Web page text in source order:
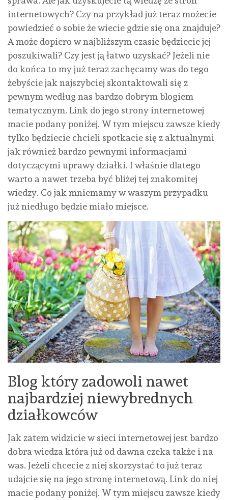
internetowych? Czy na przykład już teraz możecie
powiedzieć o sobie że wiecie gdzie się ona znajduje?
A może dopiero w najbliższym czasie będziecie jej
poszukiwali? Czy jest ją łatwo uzyskać? Jeżeli nie
do końca to my już teraz zachęcamy was do tego
żebyście jak najszybciej skontaktowali się z
pewnym według nas bardzo dobrym blogiem
tematycznym. Link do jego strony internetowej
macie podany poniżej. W tym miejscu zawsze kiedy
tylko będziecie chcieli spotkacie się z aktualnymi
jak również bardzo pewnymi informacjami
dotyczącymi uprawy działki. I właśnie dlatego
warto a nawet trzeba być bliżej tej znakomitej
wiedzy. Co jak mniemamy w waszym przypadku
już niedługo będzie miało miejsce.
Blog który zadowoli nawet
najbardziej niewybrednych
działkowców
Jak zatem widzicie w sieci internetowej jest bardzo
dobra wiedza która już od dawna czeka także i na
was. Jeżeli chcecie z niej skorzystać to już teraz
udajcie się na jego stronę internetową. Link do niej
macie podany poniżej. W tym miejscu zawsze kiedy